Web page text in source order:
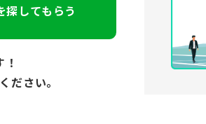
探してもらう
ださい。